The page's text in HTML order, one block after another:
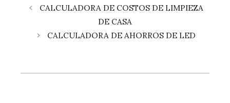
CALCULADORA DE COSTOS DE LIMPIEZA
DE CASA
CALCULADORA DE AHORROS DE LED